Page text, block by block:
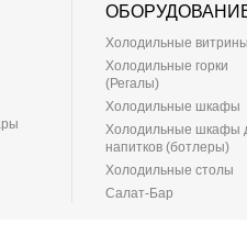
Холодильные
Холодильные горки
(Регалы)
Холодильные шкафы
Холодильные шкафы
напитков (ботлеры)
Холодильные столы
Салат-Бар